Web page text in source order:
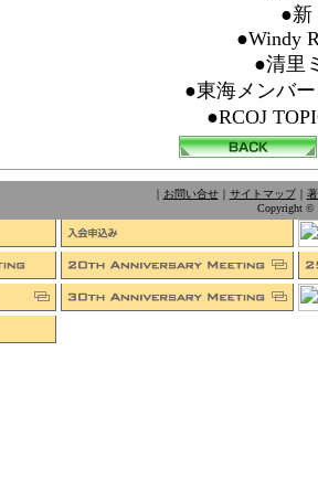
●新
●Windy
●清里
●東海メンバ
●RCOJ
｜ お問い合せ｜ サイトマップ｜
Copyright ©